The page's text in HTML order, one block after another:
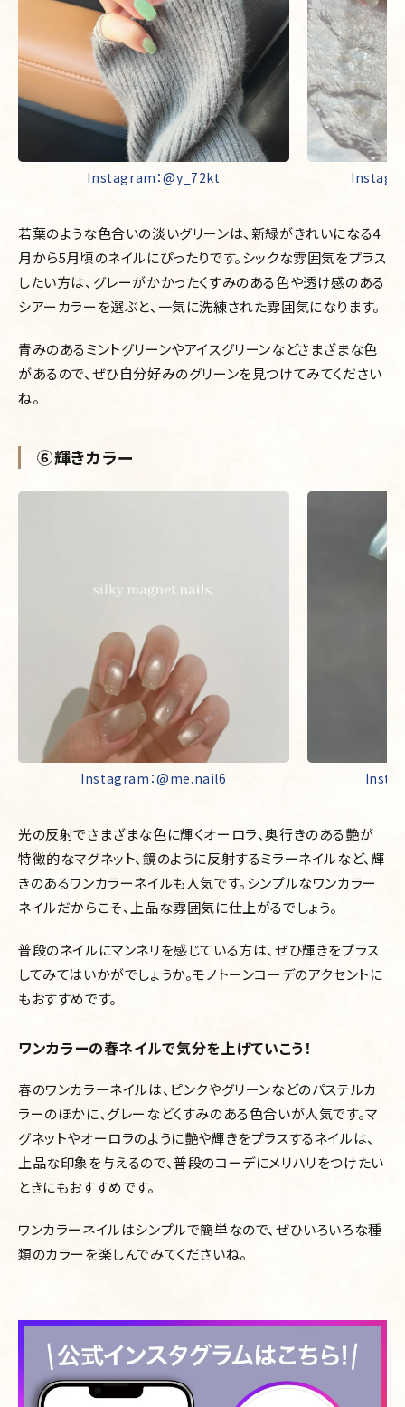
Instagram：@y_72kt
若葉のような色合いの淡いグリーンは、新緑がきれいになる4
月から5月頃のネイルにぴったりです。シックな雰囲気をプラス
したい方は、グレーがかかったくすみのある色や透け感のある
シアーカラーを選ぶと、一気に洗練された雰囲気になります。
青みのあるミントグリーンやアイスグリーンなどさまざまな色
があるので、ぜひ自分好みのグリーンを見つけてみてください
ね。
⑥輝きカラー
Instagram：@me.nail6
光の反射でさまざまな色に輝くオーロラ、奥行きのある艶が
特徴的なマグネット、鏡のように反射するミラーネイルなど、輝
きのあるワンカラーネイルも人気です。シンプルなワンカラー
ネイルだからこそ、上品な雰囲気に仕上がるでしょう。
普段のネイルにマンネリを感じている方は、ぜひ輝きをプラス
してみてはいかがでしょうか。モノトーンコーデのアクセントに
もおすすめです。
ワンカラーの春ネイルで気分を上げていこう！
春のワンカラーネイルは、ピンクやグリーンなどのパステルカ
ラーのほかに、グレーなどくすみのある色合いが人気です。マ
グネットやオーロラのように艶や輝きをプラスするネイルは、
上品な印象を与えるので、普段のコーデにメリハリをつけたい
ときにもおすすめです。
ワンカラーネイルはシンプルで簡単なので、ぜひいろいろな種
類のカラーを楽しんでみてくださいね。